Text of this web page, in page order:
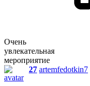
Очень
увлекательная
мероприятие
27 artemfedotkin7